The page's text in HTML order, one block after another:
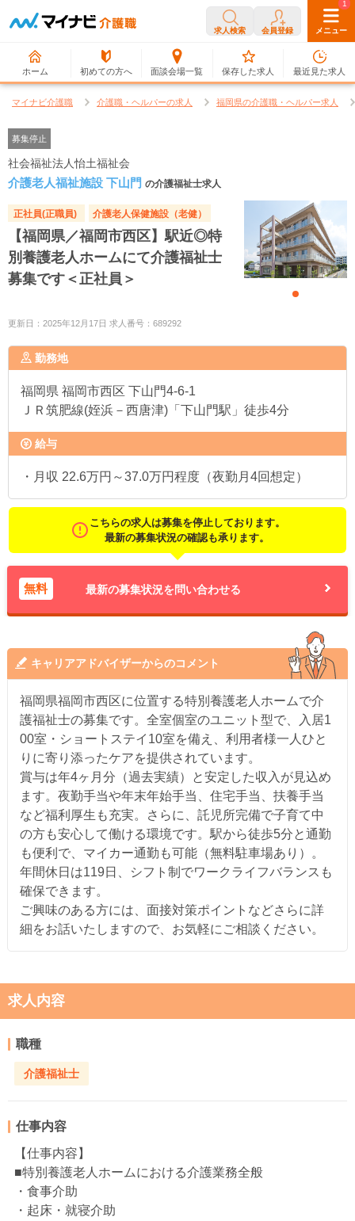
求人検索 会員登録 メニュー
ホーム 初めての方へ 面談会場一覧
0
保存した求人
1
最近見た求人
マイナビ介護職 介護職・ヘルパーの求人 福岡県の介護職・ヘルパー求人
募集停止
社会福祉法人怡土福祉会
介護老人福祉施設 下山門 の介護福祉士求人
正社員(正職員) 介護老人保健施設（老健）
【福岡県／福岡市西区】駅近◎特
別養護老人ホームにて介護福祉士
募集です＜正社員＞
更新日：2025年12月17日 求人番号：689292
勤務地
福岡県 福岡市西区 下山門4-6-1
ＪＲ筑肥線(姪浜－西唐津)「下山門駅」徒歩4分
給与
・月収 22.6万円～37.0万円程度（夜勤月4回想定）
こちらの求人は募集を停止しております。
最新の募集状況の確認も承ります。
無料 最新の募集状況を問い合わせる
キャリアアドバイザーからのコメント
福岡県福岡市西区に位置する特別養護老人ホームで介
護福祉士の募集です。全室個室のユニット型で、入居1
00室・ショートステイ10室を備え、利用者様一人ひと
りに寄り添ったケアを提供されています。
賞与は年4ヶ月分（過去実績）と安定した収入が見込め
ます。夜勤手当や年末年始手当、住宅手当、扶養手当
など福利厚生も充実。さらに、託児所完備で子育て中
の方も安心して働ける環境です。駅から徒歩5分と通勤
も便利で、マイカー通勤も可能（無料駐車場あり）。
年間休日は119日、シフト制でワークライフバランスも
確保できます。
ご興味のある方には、面接対策ポイントなどさらに詳
細をお話いたしますので、お気軽にご相談ください。
求人内容
職種
介護福祉士
仕事内容
【仕事内容】
■特別養護老人ホームにおける介護業務全般
・食事介助
・起床・就寝介助